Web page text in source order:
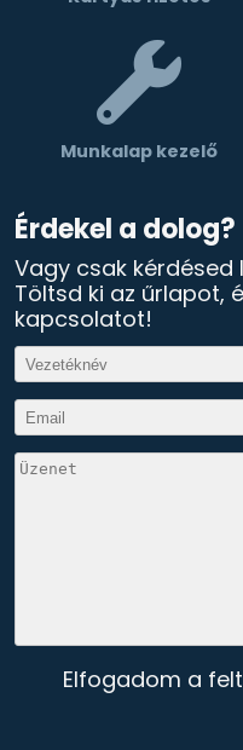
Munkalap kezelő
Elfogadom a
Érdekel a dolog?
Vagy csak kérdésed
Töltsd ki az űrlapot,
kapcsolatot!